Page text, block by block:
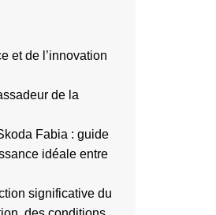
et de l’innovation
de la
Fabia : guide
idéale entre
significative du